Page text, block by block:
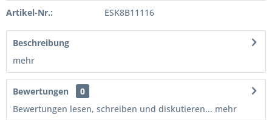
Artikel-Nr.: ESK8B11116
Beschreibung
mehr
Bewertungen
0
Bewertungen lesen, schreiben und diskutieren... mehr